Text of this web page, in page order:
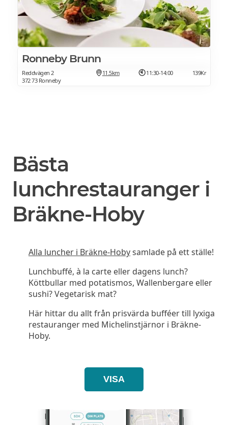
Ronneby Brunn
Reddvägen 2
372 73 Ronneby
11.5km 11:30-14:00 139Kr
Bästa
lunchrestauranger i
Bräkne-Hoby
Alla luncher i Bräkne-Hobysamlade på ett ställe!
Lunchbuffé, à la carte eller dagens lunch?
Köttbullar med potatismos, Wallenbergare eller
sushi? Vegetarisk mat?
Här hittar du allt från prisvärda bufféer till lyxiga
restauranger med Michelinstjärnor i Bräkne-
Hoby.
VISA